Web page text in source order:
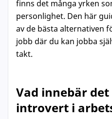
finns det många yrken
personlighet. Den här
av de bästa alternativen
jobb där du kan jobba
takt.
Vad innebär
introvert i